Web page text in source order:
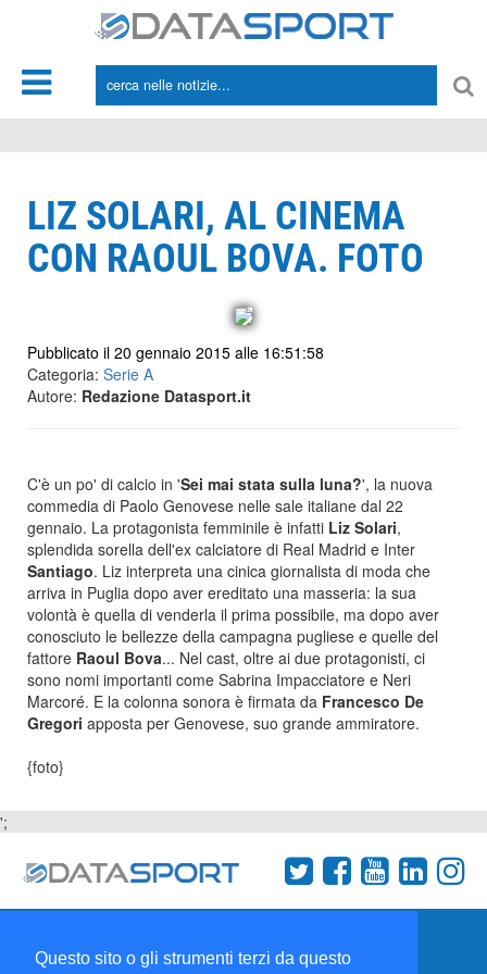
Questo sito o gli strumenti terzi da questo
LIZ SOLARI, AL CINEMA
CON RAOUL BOVA. FOTO
Pubblicato il 20 gennaio 2015 alle 16:51:58
Categoria: Serie A
Autore: Redazione Datasport.it
C'è un po' di calcio in 'Sei mai stata sulla luna?', la nuova
commedia di Paolo Genovese nelle sale italiane dal 22
gennaio. La protagonista femminile è infatti Liz Solari,
splendida sorella dell'ex calciatore di Real Madrid e Inter
Santiago. Liz interpreta una cinica giornalista di moda che
arriva in Puglia dopo aver ereditato una masseria: la sua
volontà è quella di venderla il prima possibile, ma dopo aver
conosciuto le bellezze della campagna pugliese e quelle del
fattore Raoul Bova... Nel cast, oltre ai due protagonisti, ci
sono nomi importanti come Sabrina Impacciatore e Neri
Marcoré. E la colonna sonora è firmata da Francesco De
Gregori apposta per Genovese, suo grande ammiratore.
{foto}
';